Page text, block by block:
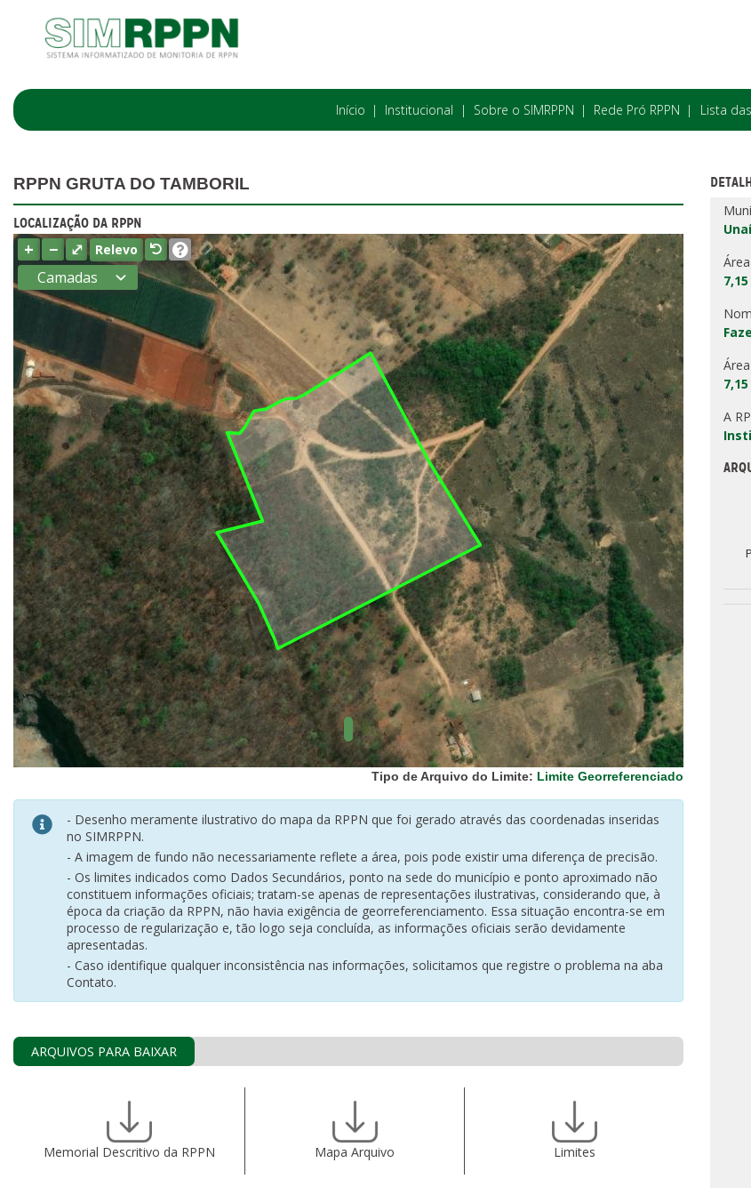
Início Institucional Sobre o SIMRPPN Rede Pró RPPN Lista
RPPN GRUTA DO TAMBORIL
LOCALIZAÇÃO DA RPPN
+ − ⤢ Relevo
Camadas
Estados
Municípios
Terras
indígenas
(FUNAI)
UC Federal
UC Estaduais
UC
Municipais
Hidrografia
1:1.000.000
(ANA)
Biomas
(IBGE)
Vegetação
(IBGE)
Rodovias
(IBGE)
Relevo
(IBGE)
Tipo de Arquivo do Limite: Limite Georreferenciado
- Desenho meramente ilustrativo do mapa da RPPN que foi gerado através das coordenadas inseridas
no SIMRPPN.
- A imagem de fundo não necessariamente reflete a área, pois pode existir uma diferença de precisão.
- Os limites indicados como Dados Secundários, ponto na sede do município e ponto aproximado não
constituem informações oficiais; tratam-se apenas de representações ilustrativas, considerando que, à
época da criação da RPPN, não havia exigência de georreferenciamento. Essa situação encontra-se em
processo de regularização e, tão logo seja concluída, as informações oficiais serão devidamente
apresentadas.
- Caso identifique qualquer inconsistência nas informações, solicitamos que registre o problema na aba
Contato.
ARQUIVOS PARA BAIXAR
Memorial Descritivo da RPPN Mapa Arquivo Limites
A